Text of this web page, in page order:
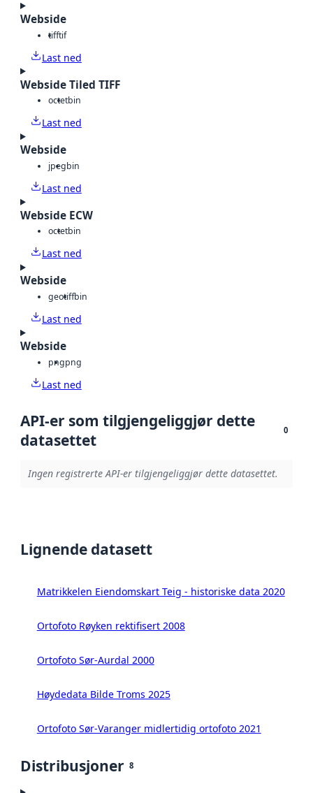
Webside
tifftif
Last ned
Webside Tiled TIFF
octetbin
Last ned
Webside
jpegbin
Last ned
Webside ECW
octetbin
Last ned
Webside
geotiffbin
Last ned
Webside
pngpng
Last ned
API-er som tilgjengeliggjør dette
datasettet
0
Ingen registrerte API-er tilgjengeliggjør dette datasettet.
Lignende datasett
Matrikkelen Eiendomskart Teig - historiske data 2020
Ortofoto Røyken rektifisert 2008
Ortofoto Sør-Aurdal 2000
Høydedata Bilde Troms 2025
Ortofoto Sør-Varanger midlertidig ortofoto 2021
Distribusjoner 8